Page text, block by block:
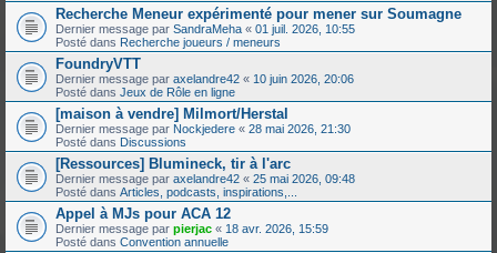
Recherche Meneur expérimenté pour mener sur Soumagne
Dernier message par SandraMeha « 01 juil. 2026, 10:55
Posté dans Recherche joueurs / meneurs
FoundryVTT
Dernier message par axelandre42 « 10 juin 2026, 20:06
Posté dans Jeux de Rôle en ligne
[maison à vendre] Milmort/Herstal
Dernier message par Nockjedere « 28 mai 2026, 21:30
Posté dans Discussions
[Ressources] Blumineck, tir à l'arc
Dernier message par axelandre42 « 25 mai 2026, 09:48
Posté dans Articles, podcasts, inspirations,...
Appel à MJs pour ACA 12
Dernier message par pierjac « 18 avr. 2026, 15:59
Posté dans Convention annuelle